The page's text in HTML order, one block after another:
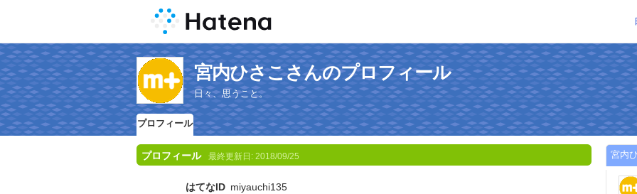
宮内ひさこさんのプロフィール
日々、思うこと。
プロフィール
プロフィール 最終更新日: 2018/09/25
はてなID miyauchi135
宮内